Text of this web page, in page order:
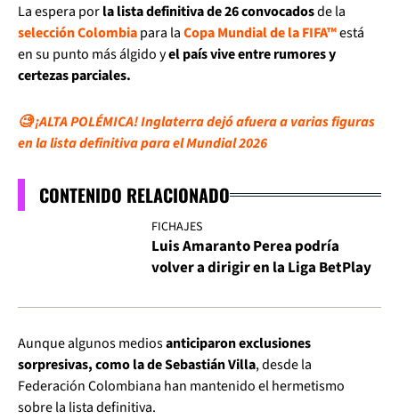
La espera porla lista definitiva de 26 convocadosde la
selección Colombiapara laCopa Mundial de la FIFA™está
en su punto más álgido yel país vive entre rumores y
certezas parciales.
🧐 ¡ALTA POLÉMICA! Inglaterra dejó afuera a varias figuras
en la lista definitiva para el Mundial 2026
CONTENIDO RELACIONADO
FICHAJES
Luis Amaranto Perea podría
volver a dirigir en la Liga BetPlay
Aunque algunos mediosanticiparon exclusiones
sorpresivas, como la de Sebastián Villa, desde la
Federación Colombiana han mantenido el hermetismo
sobre la lista definitiva.